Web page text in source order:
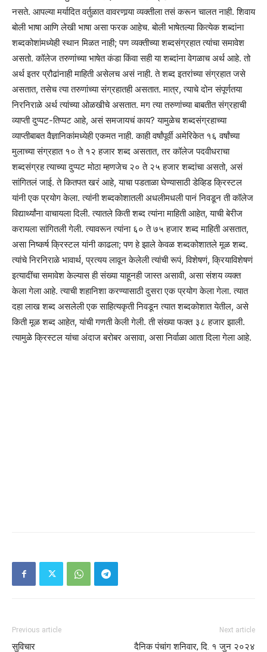
नसते. आपल्या मर्यादित वर्तुळात वावरणार्‍या व्यक्तीला तसं करून चालत नाही. शिवाय
बोली भाषा आणि लेखी भाषा असा फरक आहेच. बोली भाषेतल्या कित्येक शब्दांना
शब्दकोशांमध्येही स्थान मिळत नाही; पण व्यक्तीच्या शब्दसंग्रहात त्यांचा समावेश
असतो. कॉलेज तरुणांच्या भाषेत कंडा किंवा सही या शब्दांना वेगळाच अर्थ आहे. तो
अर्थ इतर प्रौढांनाही माहिती असेलच असं नाही. ते शब्द इतरांच्या संग्रहात जसे
असतात, तसेच त्या तरुणांच्या संग्रहातही असतात. मात्र, त्याचे दोन संपूर्णतया
निरनिराळे अर्थ त्यांच्या ओळखीचे असतात. मग त्या तरुणांच्या बाबतीत संग्रहाची
व्याप्ती दुप्पट-तिप्पट आहे, असं समजायचं काय? यामुळेच शब्दसंग्रहाच्या
व्याप्तीबाबत वैज्ञानिकांमध्येही एकमत नाही. काही वर्षांपूर्वी अमेरिकेत १६ वर्षांच्या
मुलाच्या संग्रहात १० ते १२ हजार शब्द असतात, तर कॉलेज पदवीधराचा
शब्दसंग्रह त्याच्या दुप्पट मोठा म्हणजेच २० ते २५ हजार शब्दांचा असतो, असं
सांगितलं जाई. ते कितपत खरं आहे, याचा पडताळा घेण्यासाठी डेव्हिड क्रिस्टल
यांनी एक प्रयोग केला. त्यांनी शब्दकोशातली अधलीमधली पानं निवडून ती कॉलेज
विद्यार्थ्यांना वाचायला दिली. त्यातले किती शब्द त्यांना माहिती आहेत, याची बेरीज
करायला सांगितली गेली. त्यावरून त्यांना ६० ते ७५ हजार शब्द माहिती असतात,
असा निष्कर्ष क्रिस्टल यांनी काढला; पण हे झाले केवळ शब्दकोशातले मूळ शब्द.
त्यांचे निरनिराळे भावार्थ, प्रत्यय लावून केलेली त्यांची रूपं, विशेषणं, क्रियाविशेषणं
इत्यादींचा समावेश केल्यास ही संख्या याहूनही जास्त असावी, असा संशय व्यक्त
केला गेला आहे. त्याची शहानिशा करण्यासाठी दुसरा एक प्रयोग केला गेला. त्यात
दहा लाख शब्द असलेली एक साहित्यकृती निवडून त्यात शब्दकोशात येतील, असे
किती मूळ शब्द आहेत, यांची गणती केली गेली. ती संख्या फक्त ३८ हजार झाली.
त्यामुळे क्रिस्टल यांचा अंदाज बरोबर असावा, असा निर्वाळा आता दिला गेला आहे.
Previous article
सुविचार
Next article
दैनिक पंचांग शनिवार, दि. १ जुन २०२४